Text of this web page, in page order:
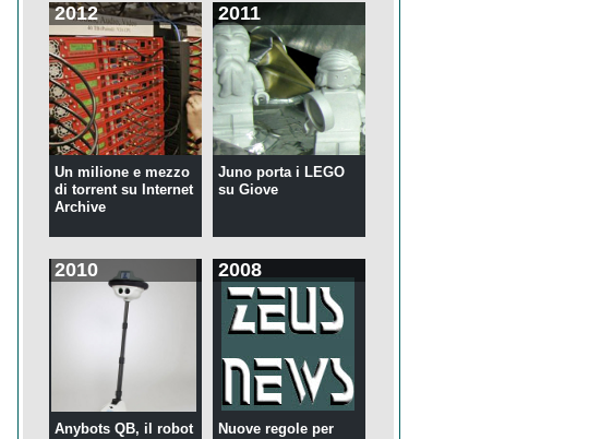
2012
Un milione e mezzo
di torrent su Internet
Archive
2011
Juno porta i LEGO
su Giove
2010
Anybots QB, il robot
2008
Nuove regole per